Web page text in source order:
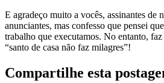
E agradeço muito a vocês, assinantes de
anunciantes, mas confesso que pensei
trabalho que executamos. No entanto,
“santo de casa não faz milagres”!
Compartilhe esta